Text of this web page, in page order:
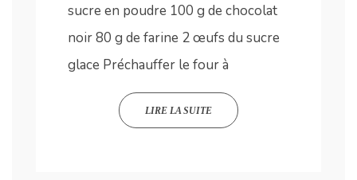
sucre en poudre 100 g de chocolat
noir 80 g de farine 2 œufs du sucre
glace Préchauffer le four à
LIRE LA SUITE